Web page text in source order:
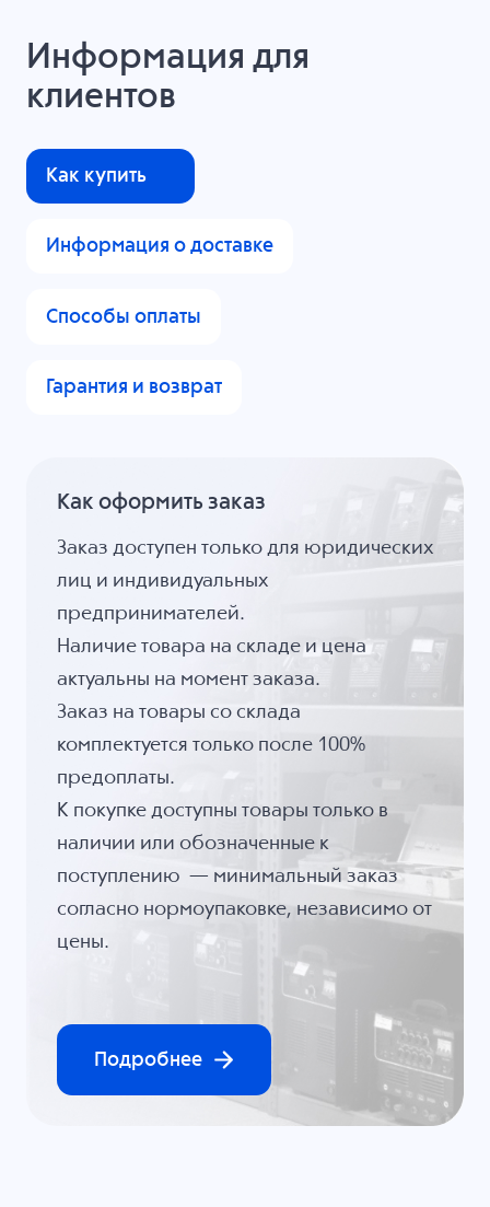
Информация для
клиентов
Как купить
Информация о доставке
Способы оплаты
Гарантия и возврат
Как оформить заказ
Заказ доступен только для юридических
лиц и индивидуальных
предпринимателей.
Наличие товара на складе и цена
актуальны на момент заказа.
Заказ на товары со склада
комплектуется только после 100%
предоплаты.
К покупке доступны товары только в
наличии или обозначенные к
поступлению — минимальный заказ
согласно нормоупаковке, независимо от
цены.
Подробнее